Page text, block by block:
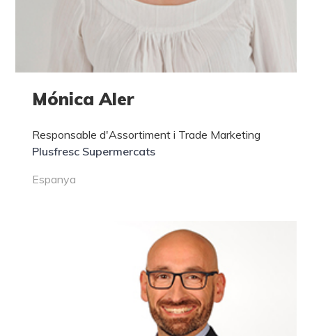
Mónica Aler
Responsable d'Assortiment i Trade Marketing
Plusfresc Supermercats
Espanya